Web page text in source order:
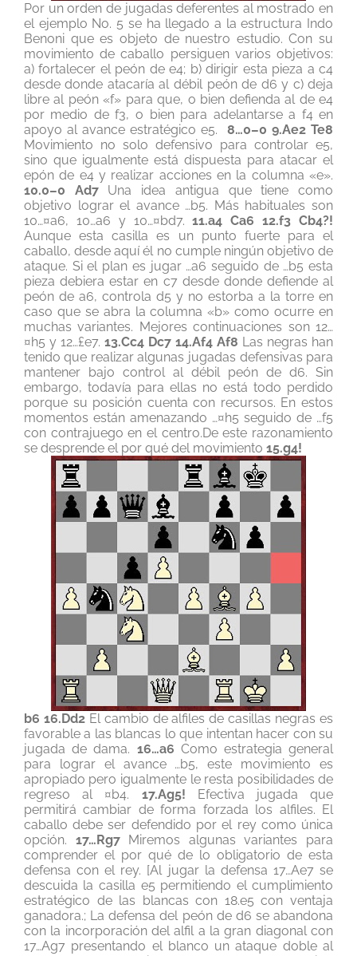
Por un orden de jugadas deferentes al mostrado en
el ejemplo No. 5 se ha llegado a la estructura Indo
Benoni que es objeto de nuestro estudio. Con su
movimiento de caballo persiguen varios objetivos:
a) fortalecer el peón de e4; b) dirigir esta pieza a c4
desde donde atacaría al débil peón de d6 y c) deja
libre al peón «f» para que, o bien defienda al de e4
por medio de f3, o bien para adelantarse a f4 en
apoyo al avance estratégico e5.8…0–0 9.Ae2 Te8
Movimiento no solo defensivo para controlar e5,
sino que igualmente está dispuesta para atacar el
epón de e4 y realizar acciones en la columna «e».
10.0–0 Ad7 Una idea antigua que tiene como
objetivo lograr el avance …b5. Más habituales son
10…¤a6, 10…a6 y 10…¤bd7.11.a4 Ca6 12.f3 Cb4?!
Aunque esta casilla es un punto fuerte para el
caballo, desde aquí él no cumple ningún objetivo de
ataque. Si el plan es jugar …a6 seguido de …b5 esta
pieza debiera estar en c7 desde donde defiende al
peón de a6, controla d5 y no estorba a la torre en
caso que se abra la columna «b» como ocurre en
muchas variantes. Mejores continuaciones son 12…
¤h5 y 12…£e7. 13.Cc4 Dc7 14.Af4 Af8 Las negras han
tenido que realizar algunas jugadas defensivas para
mantener bajo control al débil peón de d6. Sin
embargo, todavía para ellas no está todo perdido
porque su posición cuenta con recursos. En estos
momentos están amenazando …¤h5 seguido de …f5
con contrajuego en el centro.De este razonamiento
se desprende el por qué del movimiento 15.g4!
b6 16.Dd2 El cambio de alfiles de casillas negras es
favorable a las blancas lo que intentan hacer con su
jugada de dama. 16…a6 Como estrategia general
para lograr el avance …b5, este movimiento es
apropiado pero igualmente le resta posibilidades de
regreso al ¤b4. 17.Ag5! Efectiva jugada que
permitirá cambiar de forma forzada los alfiles. El
caballo debe ser defendido por el rey como única
opción. 17…Rg7 Miremos algunas variantes para
comprender el por qué de lo obligatorio de esta
defensa con el rey. [Al jugar la defensa 17…Ae7 se
descuida la casilla e5 permitiendo el cumplimiento
estratégico de las blancas con 18.e5 con ventaja
ganadora.; La defensa del peón de d6 se abandona
con la incorporación del alfil a la gran diagonal con
17…Ag7 presentando el blanco un ataque doble al